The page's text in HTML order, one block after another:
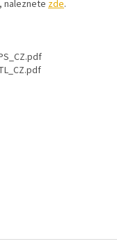
naleznete zde.